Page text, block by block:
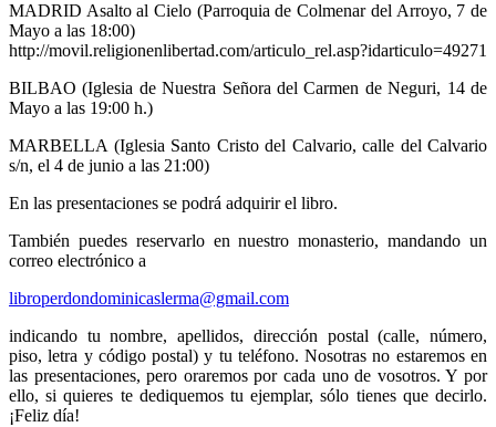
MADRID Asalto al Cielo (Parroquia de Colmenar del Arroyo, 7 de
Mayo a las 18:00)
http://movil.religionenlibertad.com/articulo_rel.asp?idarticulo=49271
BILBAO (Iglesia de Nuestra Señora del Carmen de Neguri, 14 de
Mayo a las 19:00 h.)
MARBELLA (Iglesia Santo Cristo del Calvario, calle del Calvario
s/n, el 4 de junio a las 21:00)
En las presentaciones se podrá adquirir el libro.
También puedes reservarlo en nuestro monasterio, mandando un
correo electrónico a
libroperdondominicaslerma@gmail.com
indicando tu nombre, apellidos, dirección postal (calle, número,
piso, letra y código postal) y tu teléfono. Nosotras no estaremos en
las presentaciones, pero oraremos por cada uno de vosotros. Y por
ello, si quieres te dediquemos tu ejemplar, sólo tienes que decirlo.
¡Feliz día!